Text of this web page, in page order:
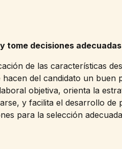
tome decisiones adecuadas
de las características
del candidato un buen
objetiva, orienta la
y facilita el desarrollo de
para la selección adecuada